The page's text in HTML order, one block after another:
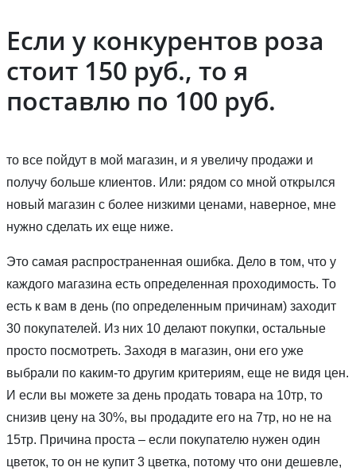
Если у конкурентов роза
стоит 150 руб., то я
поставлю по 100 руб.
то все пойдут в мой магазин, и я увеличу продажи и
получу больше клиентов. Или: рядом со мной открылся
новый магазин с более низкими ценами, наверное, мне
нужно сделать их еще ниже.
Это самая распространенная ошибка. Дело в том, что у
каждого магазина есть определенная проходимость. То
есть к вам в день (по определенным причинам) заходит
30 покупателей. Из них 10 делают покупки, остальные
просто посмотреть. Заходя в магазин, они его уже
выбрали по каким-то другим критериям, еще не видя цен.
И если вы можете за день продать товара на 10тр, то
снизив цену на 30%, вы продадите его на 7тр, но не на
15тр. Причина проста – если покупателю нужен один
цветок, то он не купит 3 цветка, потому что они дешевле,